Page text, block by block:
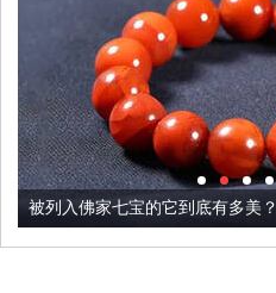
被列入佛家七宝的它到底有多美？